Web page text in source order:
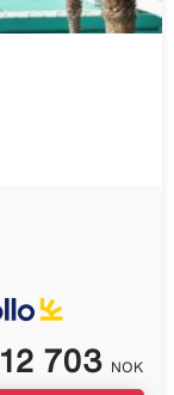
12 703 NOK